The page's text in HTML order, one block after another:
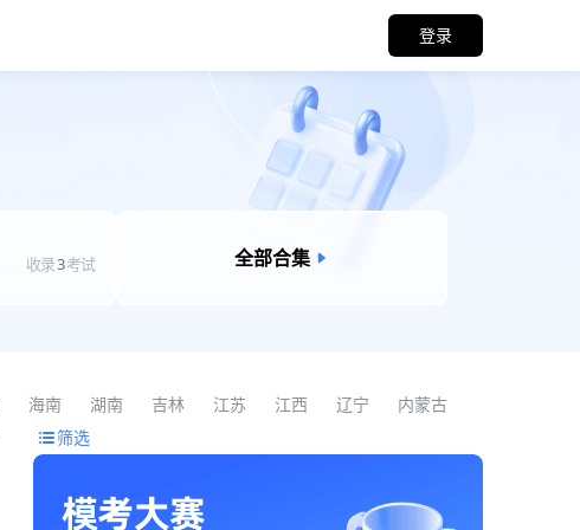
登录
收录3考试 全部合集
海南 湖南 吉林 江苏 江西 辽宁
内蒙古
筛选